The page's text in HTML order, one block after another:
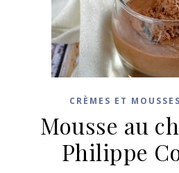
CRÈMES ET MOUSSES
Mousse au
Philippe